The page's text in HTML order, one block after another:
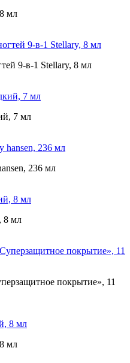
мл
9-в-1 Stellary, 8 мл
7 мл
236 мл
8 мл
покрытие», 11
мл